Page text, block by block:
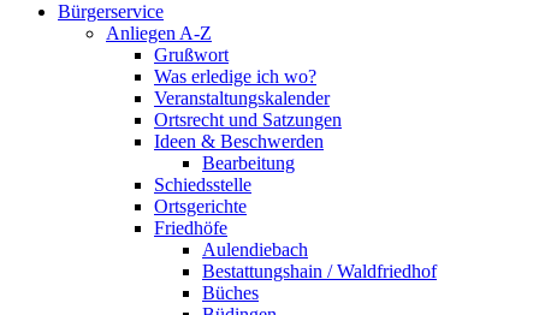
Bürgerservice
Anliegen A-Z
Grußwort
Was erledige ich wo?
Veranstaltungskalender
Ortsrecht und Satzungen
Ideen & Beschwerden
Bearbeitung
Schiedsstelle
Ortsgerichte
Friedhöfe
Aulendiebach
Bestattungshain / Waldfriedhof
Büches